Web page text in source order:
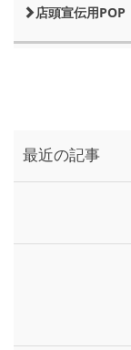
店頭宣伝用POP
最近の記事